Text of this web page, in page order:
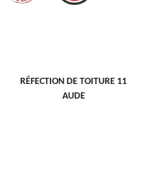
RÉFECTION DE TOITURE 11
AUDE